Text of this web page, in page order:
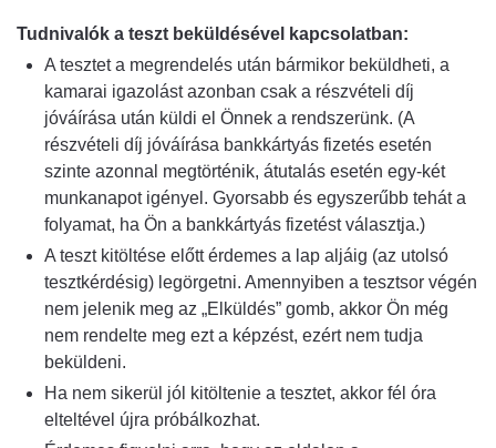
Tudnivalók a teszt beküldésével kapcsolatban:
A tesztet a megrendelés után bármikor beküldheti, a
kamarai igazolást azonban csak a részvételi díj
jóváírása után küldi el Önnek a rendszerünk. (A
részvételi díj jóváírása bankkártyás fizetés esetén
szinte azonnal megtörténik, átutalás esetén egy-két
munkanapot igényel. Gyorsabb és egyszerűbb tehát a
folyamat, ha Ön a bankkártyás fizetést választja.)
A teszt kitöltése előtt érdemes a lap aljáig (az utolsó
tesztkérdésig) legörgetni. Amennyiben a tesztsor végén
nem jelenik meg az „Elküldés” gomb, akkor Ön még
nem rendelte meg ezt a képzést, ezért nem tudja
beküldeni.
Ha nem sikerül jól kitöltenie a tesztet, akkor fél óra
elteltével újra próbálkozhat.